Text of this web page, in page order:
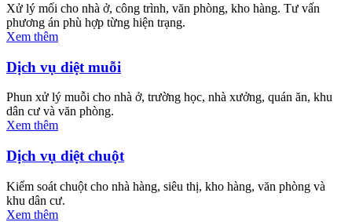
Xử lý mối cho nhà ở, công trình, văn phòng, kho hàng. Tư vấn
phương án phù hợp từng hiện trạng.
Xem thêm
Dịch vụ diệt muỗi
Phun xử lý muỗi cho nhà ở, trường học, nhà xưởng, quán ăn, khu
dân cư và văn phòng.
Xem thêm
Dịch vụ diệt chuột
Kiểm soát chuột cho nhà hàng, siêu thị, kho hàng, văn phòng và
khu dân cư.
Xem thêm